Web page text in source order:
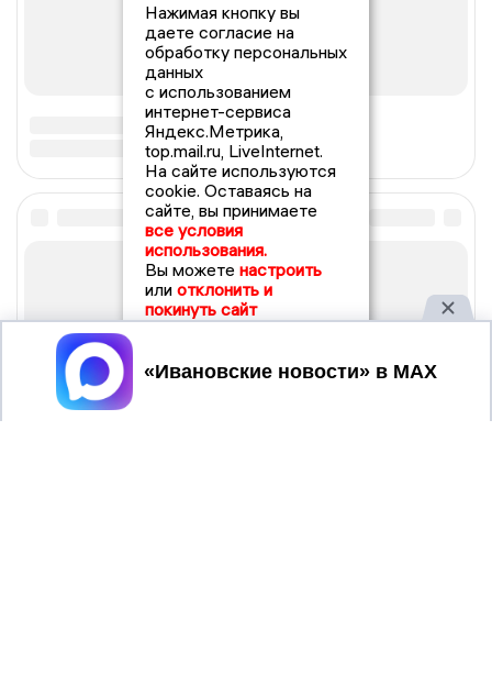
Нажимая кнопку вы
даете согласие на
обработку персональных
данных
с использованием
интернет-сервиса
Яндекс.Метрика,
top.mail.ru, LiveInternet.
На сайте используются
cookie. Оставаясь на
сайте, вы принимаете
все условия
использования.
Вы можете настроить
или отклонить и
покинуть сайт
Принять